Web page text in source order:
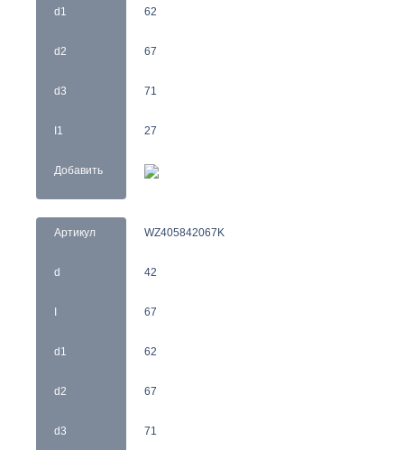
d1
d2
d3
I1
Добавить
62
67
71
27
Артикул
d
d1
d2
d3
WZ405842067K
42
67
62
67
71